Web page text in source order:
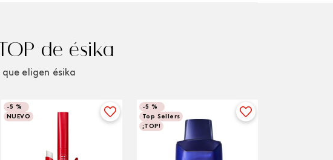
de ésika
eligen ésika
-5 %
NUEVO
-5 %
Top Sellers
¡TOP!